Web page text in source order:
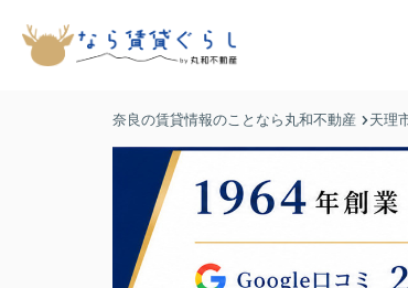
奈良の賃貸情報のことなら丸和不動産 天理